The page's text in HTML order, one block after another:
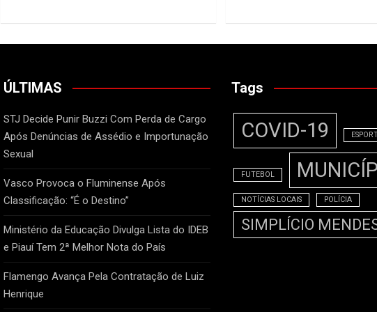
ÚLTIMAS
STJ Decide Punir Buzzi Com Perda de Cargo
Após Denúncias de Assédio e Importunação
Sexual
Vasco Provoca o Fluminense Após
Classificação: “É o Destino”
Ministério da Educação Divulga Lista do IDEB
e Piauí Tem 2ª Melhor Nota do País
Flamengo Avança Pela Contratação de Luiz
Henrique
Tags
COVID-19
FUTEBOL
NOTÍCIAS LOCAIS POLÍCIA
SIMPLÍCIO